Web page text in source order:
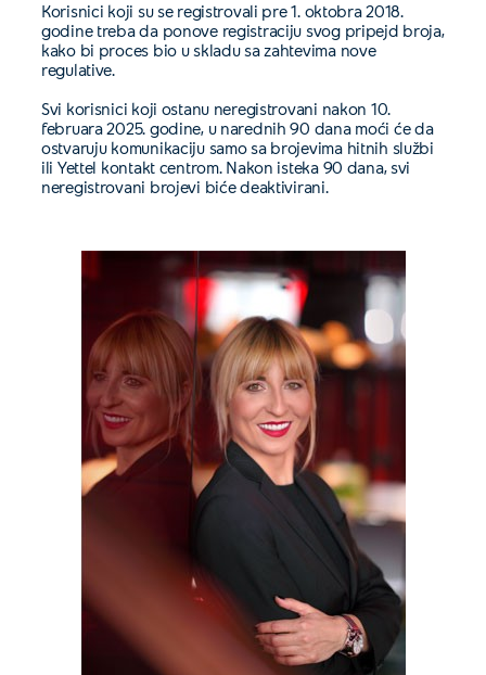
Korisnici koji su se registrovali pre 1. oktobra 2018.
godine treba da ponove registraciju svog pripejd broja,
kako bi proces bio u skladu sa zahtevima nove
regulative.
Svi korisnici koji ostanu neregistrovani nakon 10.
februara 2025. godine, u narednih 90 dana moći će da
ostvaruju komunikaciju samo sa brojevima hitnih službi
ili Yettel kontakt centrom. Nakon isteka 90 dana, svi
neregistrovani brojevi biće deaktivirani.